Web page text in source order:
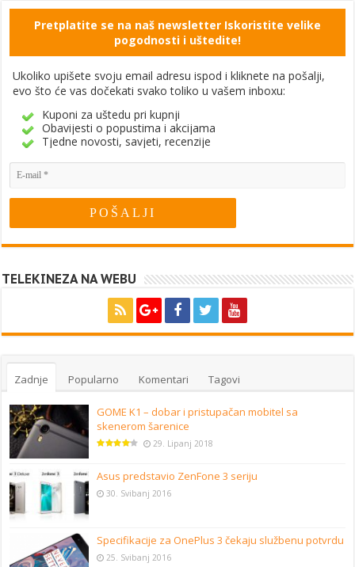
Pretplatite se na naš newsletter Iskoristite velike
pogodnosti i uštedite!
Ukoliko upišete svoju email adresu ispod i kliknete na pošalji,
evo što će vas dočekati svako toliko u vašem inboxu:
Kuponi za uštedu pri kupnji
Obavijesti o popustima i akcijama
Tjedne novosti, savjeti, recenzije
TELEKINEZA NA WEBU
Zadnje Popularno Komentari Tagovi
GOME K1 – dobar i pristupačan mobitel sa
skenerom šarenice
29. Lipanj 2018
Asus predstavio ZenFone 3 seriju
30. Svibanj 2016
Specifikacije za OnePlus 3 čekaju službenu potvrdu
25. Svibanj 2016